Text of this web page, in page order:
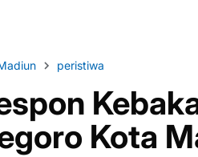
peristiwa
Kota